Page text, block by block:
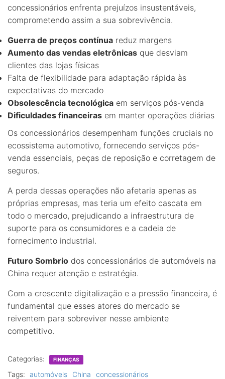
concessionários enfrenta prejuízos insustentáveis,
comprometendo assim a sua sobrevivência.
Guerra de preços contínua reduz margens
Aumento das vendas eletrônicas que desviam
clientes das lojas físicas
Falta de flexibilidade para adaptação rápida às
expectativas do mercado
Obsolescência tecnológica em serviços pós-venda
Dificuldades financeiras em manter operações diárias
Os concessionários desempenham funções cruciais no
ecossistema automotivo, fornecendo serviços pós-
venda essenciais, peças de reposição e corretagem de
seguros.
A perda dessas operações não afetaria apenas as
próprias empresas, mas teria um efeito cascata em
todo o mercado, prejudicando a infraestrutura de
suporte para os consumidores e a cadeia de
fornecimento industrial.
Futuro Sombrio dos concessionários de automóveis na
China requer atenção e estratégia.
Com a crescente digitalização e a pressão financeira, é
fundamental que esses atores do mercado se
reiventem para sobreviver nesse ambiente
competitivo.
Categorias: FINANÇAS
Tags: automóveis China concessionários